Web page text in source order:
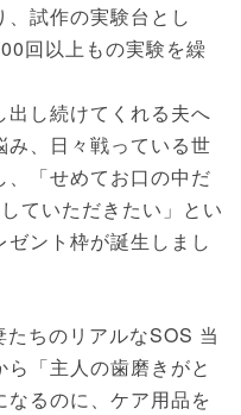
試作の実験台とし
回以上もの実験を繰
し続けてくれる夫へ
、日々戦っている世
「せめてお口の中だ
ていただきたい」とい
ント枠が誕生しまし
ちのリアルなSOS 当
「主人の歯磨きがと
るのに、ケア用品を